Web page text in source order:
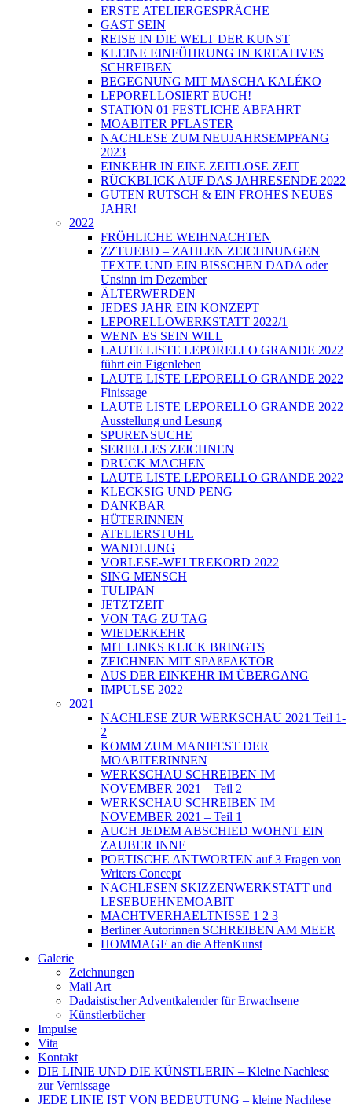
ERSTE ATELIERGESPRÄCHE
GAST SEIN
REISE IN DIE WELT DER KUNST
KLEINE EINFÜHRUNG IN KREATIVES
SCHREIBEN
BEGEGNUNG MIT MASCHA KALÉKO
LEPORELLOSIERT EUCH!
STATION 01 FESTLICHE ABFAHRT
MOABITER PFLASTER
NACHLESE ZUM NEUJAHRSEMPFANG
2023
EINKEHR IN EINE ZEITLOSE ZEIT
RÜCKBLICK AUF DAS JAHRESENDE 2022
GUTEN RUTSCH & EIN FROHES NEUES
JAHR!
2022
FRÖHLICHE WEIHNACHTEN
ZZTUEBD – ZAHLEN ZEICHNUNGEN
TEXTE UND EIN BISSCHEN DADA oder
Unsinn im Dezember
ÄLTERWERDEN
JEDES JAHR EIN KONZEPT
LEPORELLOWERKSTATT 2022/1
WENN ES SEIN WILL
LAUTE LISTE LEPORELLO GRANDE 2022
führt ein Eigenleben
LAUTE LISTE LEPORELLO GRANDE 2022
Finissage
LAUTE LISTE LEPORELLO GRANDE 2022
Ausstellung und Lesung
SPURENSUCHE
SERIELLES ZEICHNEN
DRUCK MACHEN
LAUTE LISTE LEPORELLO GRANDE 2022
KLECKSIG UND PENG
DANKBAR
HÜTERINNEN
ATELIERSTUHL
WANDLUNG
VORLESE-WELTREKORD 2022
SING MENSCH
TULIPAN
JETZTZEIT
VON TAG ZU TAG
WIEDERKEHR
MIT LINKS KLICK BRINGTS
ZEICHNEN MIT SPAßFAKTOR
AUS DER EINKEHR IM ÜBERGANG
IMPULSE 2022
2021
NACHLESE ZUR WERKSCHAU 2021 Teil 1-
2
KOMM ZUM MANIFEST DER
MOABITERINNEN
WERKSCHAU SCHREIBEN IM
NOVEMBER 2021 – Teil 2
WERKSCHAU SCHREIBEN IM
NOVEMBER 2021 – Teil 1
AUCH JEDEM ABSCHIED WOHNT EIN
ZAUBER INNE
POETISCHE ANTWORTEN auf 3 Fragen von
Writers Concept
NACHLESEN SKIZZENWERKSTATT und
LESEBUEHNEMOABIT
MACHTVERHAELTNISSE 1 2 3
Berliner Autorinnen SCHREIBEN AM MEER
HOMMAGE an die AffenKunst
Galerie
Zeichnungen
Mail Art
Dadaistischer Adventkalender für Erwachsene
Künstlerbücher
Impulse
Vita
Kontakt
DIE LINIE UND DIE KÜNSTLERIN – Kleine Nachlese
zur Vernissage
JEDE LINIE IST VON BEDEUTUNG – kleine Nachlese